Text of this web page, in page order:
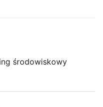
środowiskowy